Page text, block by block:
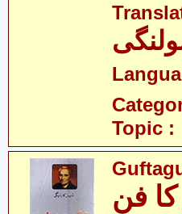
Topic :
کا فن